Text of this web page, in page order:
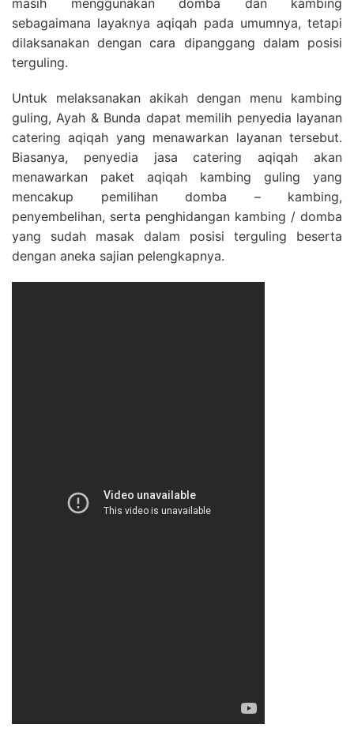
masih menggunakan domba dan kambing
sebagaimana layaknya aqiqah pada umumnya, tetapi
dilaksanakan dengan cara dipanggang dalam posisi
terguling.
Untuk melaksanakan akikah dengan menu kambing
guling, Ayah & Bunda dapat memilih penyedia layanan
catering aqiqah yang menawarkan layanan tersebut.
Biasanya, penyedia jasa catering aqiqah akan
menawarkan paket aqiqah kambing guling yang
mencakup pemilihan domba – kambing,
penyembelihan, serta penghidangan kambing / domba
yang sudah masak dalam posisi terguling beserta
dengan aneka sajian pelengkapnya.